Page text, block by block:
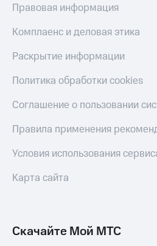
Правовая информация
Комплаенс и деловая этика
Раскрытие информации
Политика обработки cookies
Соглашение о пользовании
Правила применения
Условия использования
Карта сайта
Скачайте Мой МТС